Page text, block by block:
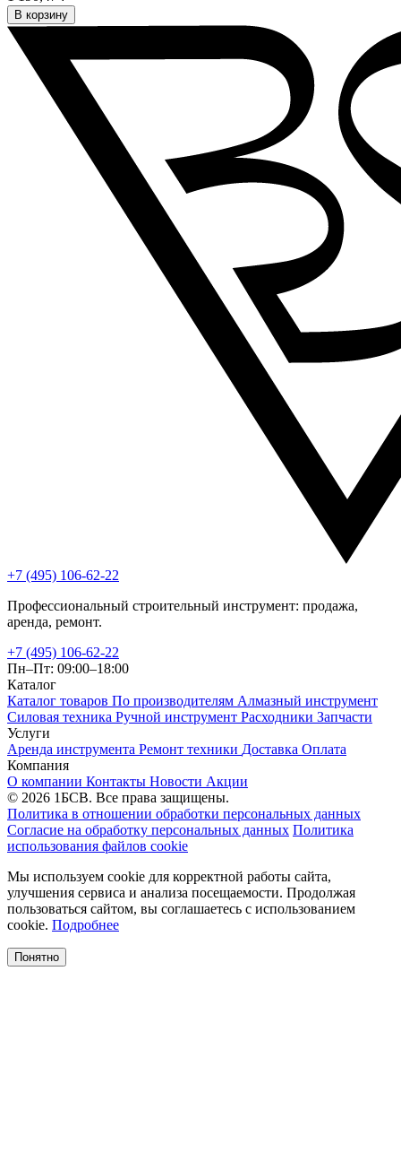
В корзину
+7 (495) 106-62-22
Профессиональный строительный инструмент: продажа,
аренда, ремонт.
+7 (495) 106-62-22
Пн–Пт: 09:00–18:00
Каталог
Каталог товаров По производителям Алмазный инструмент
Силовая техника Ручной инструмент Расходники Запчасти
Услуги
Аренда инструмента Ремонт техники Доставка Оплата
Компания
О компании Контакты Новости Акции
© 2026 1БСВ. Все права защищены.
Политика в отношении обработки персональных данных
Согласие на обработку персональных данных Политика
использования файлов cookie
Мы используем cookie для корректной работы сайта,
улучшения сервиса и анализа посещаемости. Продолжая
пользоваться сайтом, вы соглашаетесь с использованием
cookie. Подробнее
Понятно